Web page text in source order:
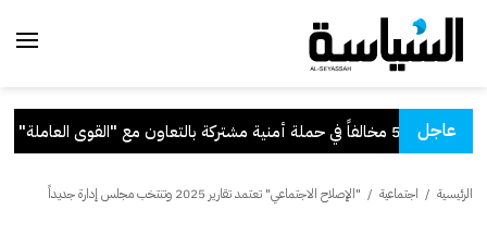
عاجل
بالتعاون مع "القوى العاملة"
الرئيسية / اجتماعية / "الإصلاح الاجتماعي" تعتمد تقارير 2025 وتنتخب مجلس إدارة جديداً